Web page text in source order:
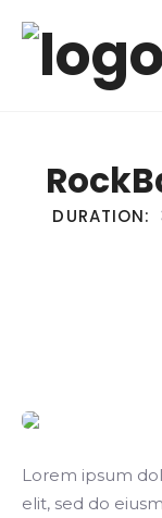
DURATION:
Lorem ipsum
elit, sed do